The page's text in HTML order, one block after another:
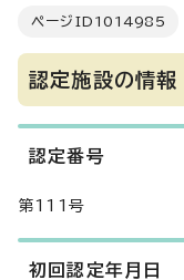
ページID 1014985
認定施設の情報
認定番号
第111号
初回認定年月日